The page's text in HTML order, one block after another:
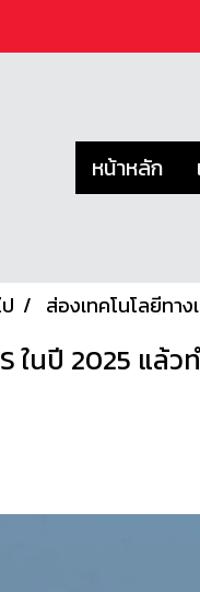
หน้าหลัก
ส่องเทคโนโลยีทา
ในปี 2025 แล้